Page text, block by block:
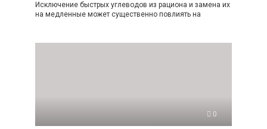
Исключение быстрых углеводов из рациона и замена их
на медленные может существенно повлиять на
0